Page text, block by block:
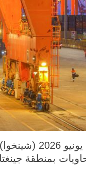
بمنطقة